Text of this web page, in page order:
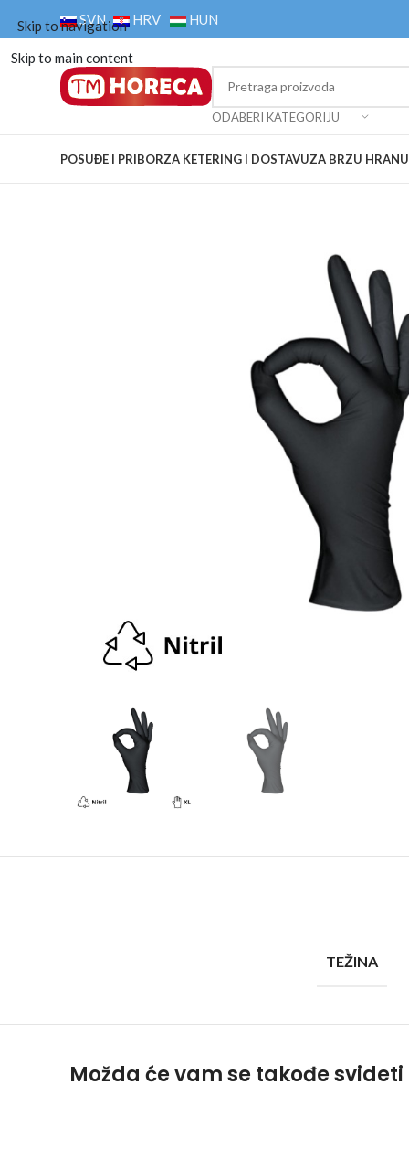
Skip to navigation
Skip to main content
SVN HRV HUN
ODABERI KATEGORIJU
POSUĐE I PRIBORZA KETERING I DOSTAVUZA BRZU HRANU
TEŽINA
Možda će vam se takođe svideti